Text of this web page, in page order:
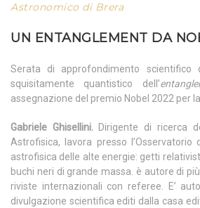
Astronomico di Brera
UN ENTANGLEMENT DA
Serata di approfondimento scientifico
squisitamente quantistico dell’
assegnazione del premio Nobel 2022 per
Gabriele Ghisellini. Dirigente di ricerca
Astrofisica, lavora presso
astrofisica delle alte energie: getti
buchi neri di grande massa. è autore di
riviste internazionali con referee. E’
divulgazione scientifica editi dalla casa